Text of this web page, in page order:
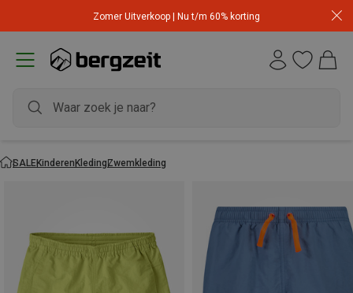
Zomer Uitverkoop | Nu t/m 60% korting
SALEKinderenKledingZwemkleding